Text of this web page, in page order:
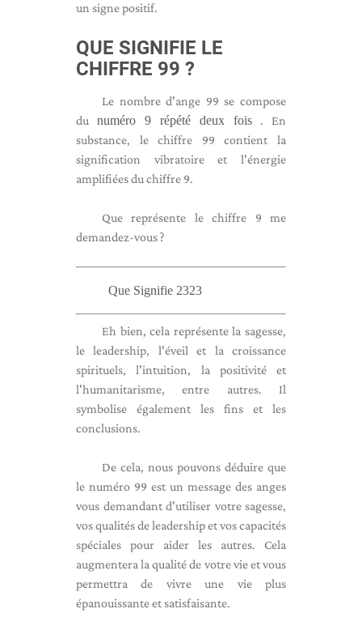
un signe positif.
QUE SIGNIFIE LE
CHIFFRE 99 ?
Le nombre d'ange 99 se compose
du numéro 9 répété deux fois . En
substance, le chiffre 99 contient la
signification vibratoire et l'énergie
amplifiées du chiffre 9.
Que représente le chiffre 9 me
demandez-vous ?
Que Signifie 2323
Eh bien, cela représente la sagesse,
le leadership, l'éveil et la croissance
spirituels, l'intuition, la positivité et
l'humanitarisme, entre autres. Il
symbolise également les fins et les
conclusions.
De cela, nous pouvons déduire que
le numéro 99 est un message des anges
vous demandant d'utiliser votre sagesse,
vos qualités de leadership et vos capacités
spéciales pour aider les autres. Cela
augmentera la qualité de votre vie et vous
permettra de vivre une vie plus
épanouissante et satisfaisante.